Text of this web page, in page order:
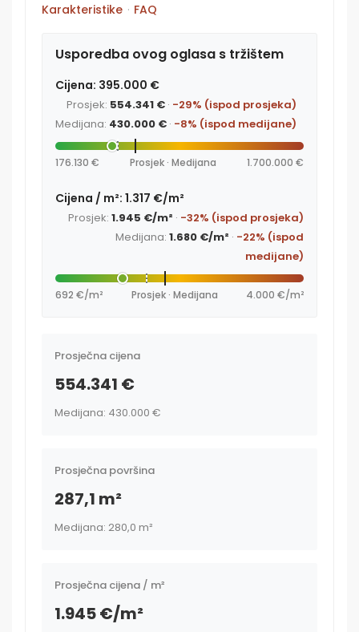
Karakteristike · FAQ
Usporedba ovog oglasa s tržištem
Cijena: 395.000 €
Prosjek: 554.341 € · -29% (ispod prosjeka)
Medijana: 430.000 € · -8% (ispod medijane)
176.130 € Prosjek · Medijana 1.700.000 €
Cijena / m²: 1.317 €/m²
Prosjek: 1.945 €/m² · -32% (ispod prosjeka)
Medijana: 1.680 €/m² · -22% (ispod
medijane)
692 €/m² Prosjek · Medijana 4.000 €/m²
Prosječna cijena
554.341 €
Medijana: 430.000 €
Prosječna površina
287,1 m²
Medijana: 280,0 m²
Prosječna cijena / m²
1.945 €/m²